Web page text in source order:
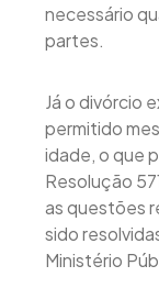
necessário
partes.
Já o divórcio
permitido
idade, o que
Resolução
as questões
sido
Ministério